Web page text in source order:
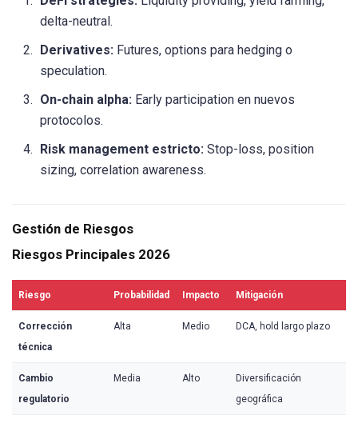
delta-neutral.
Derivatives: Futures, options para hedging o
speculation.
On-chain alpha: Early participation en nuevos
protocolos.
Risk management estricto: Stop-loss, position
sizing, correlation awareness.
Gestión de Riesgos
Riesgos Principales 2026
Riesgo Probabilidad Impacto Mitigación
Corrección
técnica
Alta Medio DCA, hold largo plazo
Cambio
regulatorio
Media Alto
Diversificación
geográfica